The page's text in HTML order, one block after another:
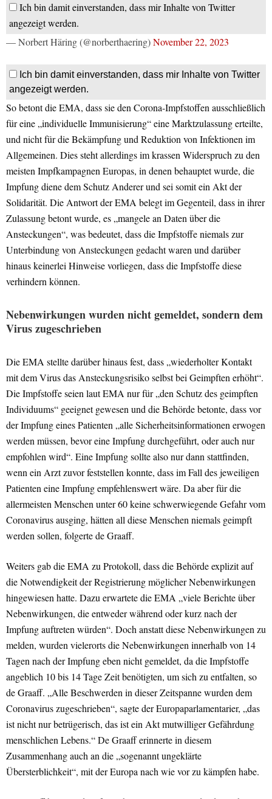
Ich bin damit einverstanden, dass mir Inhalte von Twitter
angezeigt werden.
— Norbert Häring (@norberthaering)November 22, 2023
Ich bin damit einverstanden, dass mir Inhalte von Twitter
angezeigt werden.
So betont die EMA, dass sie den Corona-Impfstoffen ausschließlich
für eine „individuelle Immunisierung“ eine Marktzulassung erteilte,
und nicht für die Bekämpfung und Reduktion von Infektionen im
Allgemeinen. Dies steht allerdings im krassen Widerspruch zu den
meisten Impfkampagnen Europas, in denen behauptet wurde, die
Impfung diene dem Schutz Anderer und sei somit ein Akt der
Solidarität. Die Antwort der EMA belegt im Gegenteil, dass in ihrer
Zulassung betont wurde, es „mangele an Daten über die
Ansteckungen“, was bedeutet, dass die Impfstoffe niemals zur
Unterbindung von Ansteckungen gedacht waren und darüber
hinaus keinerlei Hinweise vorliegen, dass die Impfstoffe diese
verhindern können.
Nebenwirkungen wurden nicht gemeldet, sondern dem
Virus zugeschrieben
Die EMA stellte darüber hinaus fest, dass „wiederholter Kontakt
mit dem Virus das Ansteckungsrisiko selbst bei Geimpften erhöht“.
Die Impfstoffe seien laut EMA nur für „den Schutz des geimpften
Individuums“ geeignet gewesen und die Behörde betonte, dass vor
der Impfung eines Patienten „alle Sicherheitsinformationen erwogen
werden müssen, bevor eine Impfung durchgeführt, oder auch nur
empfohlen wird“. Eine Impfung sollte also nur dann stattfinden,
wenn ein Arzt zuvor feststellen konnte, dass im Fall des jeweiligen
Patienten eine Impfung empfehlenswert wäre. Da aber für die
allermeisten Menschen unter 60 keine schwerwiegende Gefahr vom
Coronavirus ausging, hätten all diese Menschen niemals geimpft
werden sollen, folgerte de Graaff.
Weiters gab die EMA zu Protokoll, dass die Behörde explizit auf
die Notwendigkeit der Registrierung möglicher Nebenwirkungen
hingewiesen hatte. Dazu erwartete die EMA „viele Berichte über
Nebenwirkungen, die entweder während oder kurz nach der
Impfung auftreten würden“. Doch anstatt diese Nebenwirkungen zu
melden, wurden vielerorts die Nebenwirkungen innerhalb von 14
Tagen nach der Impfung eben nicht gemeldet, da die Impfstoffe
angeblich 10 bis 14 Tage Zeit benötigten, um sich zu entfalten, so
de Graaff. „Alle Beschwerden in dieser Zeitspanne wurden dem
Coronavirus zugeschrieben“, sagte der Europaparlamentarier, „das
ist nicht nur betrügerisch, das ist ein Akt mutwilliger Gefährdung
menschlichen Lebens.“ De Graaff erinnerte in diesem
Zusammenhang auch an die „sogenannt ungeklärte
Übersterblichkeit“, mit der Europa nach wie vor zu kämpfen habe.